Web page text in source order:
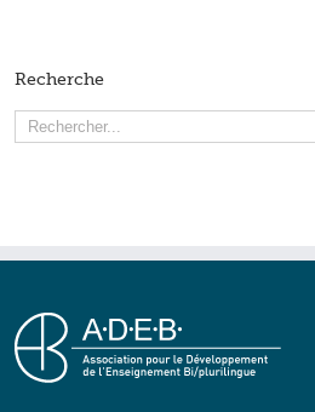
Recherche